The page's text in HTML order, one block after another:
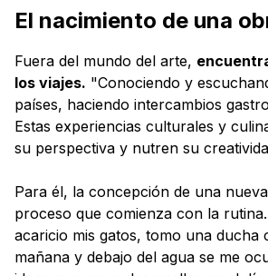
El nacimiento de una
Fuera del mundo del arte,
los viajes. "Conociendo y
países, haciendo intercambios
Estas experiencias culturales y
su perspectiva y nutren su
Para él, la concepción de una
proceso que comienza con la
acaricio mis gatos, tomo una ducha
mañana y debajo del agua se me